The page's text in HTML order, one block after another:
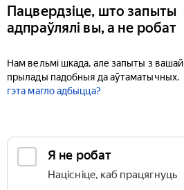
Пацвердзіце, што запыты
адпраўлялі вы, а не робат
Нам вельмі шкада, але запыты з вашай
прылады падобныя да аўтаматычных.
гэта магло адбыцца?
Я не робат
Націсніце, каб працягнуць